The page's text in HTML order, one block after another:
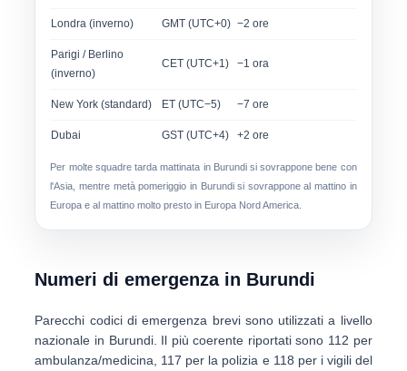
Londra (inverno) GMT (UTC+0) −2 ore
Parigi / Berlino
(inverno)
CET (UTC+1) −1 ora
New York (standard) ET (UTC−5) −7 ore
Dubai GST (UTC+4) +2 ore
Per molte squadretarda mattinata in Burundisi sovrappone bene con
l'Asia, mentre metà pomeriggio in Burundisi sovrappone al mattino in
Europa e al mattino molto presto in Europa Nord America.
Numeri di emergenza in Burundi
Parecchi codici di emergenza brevisono utilizzati a livello
nazionale in Burundi. Il più coerente riportati sono 112 per
ambulanza/medicina, 117 per la polizia e 118 per i vigili del